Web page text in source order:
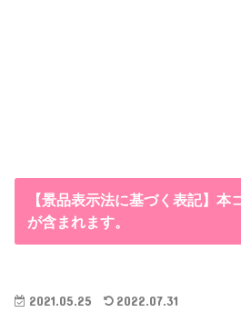
【景品表示法に基づく表記】本
が含まれます。
2021.05.25 2022.07.31